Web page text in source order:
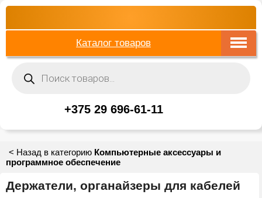
Каталог товаров
товаров
+375 29 696-61-11
< Назад в категорию Компьютерные аксессуары и
программное обеспечение
Держатели, органайзеры для кабелей